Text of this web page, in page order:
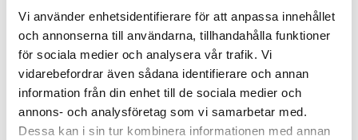
Vi använder enhetsidentifierare för att anpassa innehållet
och annonserna till användarna, tillhandahålla funktioner
för sociala medier och analysera vår trafik. Vi
vidarebefordrar även sådana identifierare och annan
information från din enhet till de sociala medier och
annons- och analysföretag som vi samarbetar med.
Dessa kan i sin tur kombinera informationen med annan
Tekniska egenskaper
Egenskaper
Art.nr.
2XD 357 980 001
Art.nr.
2XD 357